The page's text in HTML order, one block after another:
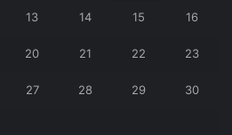
13 14 15 16
20 21 22 23
27 28 29 30